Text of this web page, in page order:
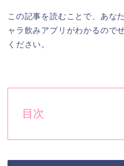
この記事を読むことで、あな
ャラ飲みアプリがわかるので
ください。
目次